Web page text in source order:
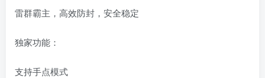
雷群霸主，高效防封，安全稳定
独家功能：
支持手点模式